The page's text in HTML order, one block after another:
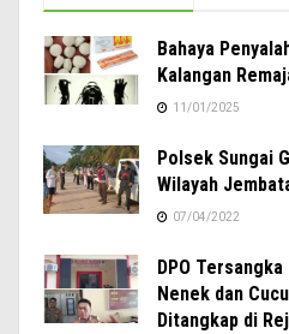
Bahaya
Kalangan
11/01/2025
Polsek Sungai
Wilayah
07/04/2022
DPO
Nenek dan
Ditangkap di